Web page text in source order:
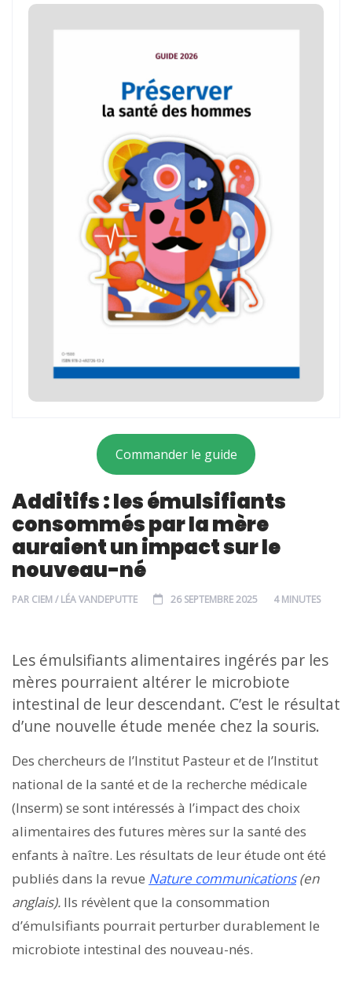
Commander le guide
Additifs : les émulsifiants
consommés par la mère
auraient un impact sur le
nouveau-né
PAR CIEM / LÉA VANDEPUTTE 26 SEPTEMBRE 2025 4 MINUTES
Les émulsifiants alimentaires ingérés par les
mères pourraient altérer le microbiote
intestinal de leur descendant. C’est le résultat
d’une nouvelle étude menée chez la souris.
Des chercheurs de l’Institut Pasteur et de l’Institut
national de la santé et de la recherche médicale
(Inserm) se sont intéressés à l’impact des choix
alimentaires des futures mères sur la santé des
enfants à naître. Les résultats de leur étude ont été
publiés dans la revue Nature communications (en
anglais). Ils révèlent que la consommation
d’émulsifiants pourrait perturber durablement le
microbiote intestinal des nouveau-nés.